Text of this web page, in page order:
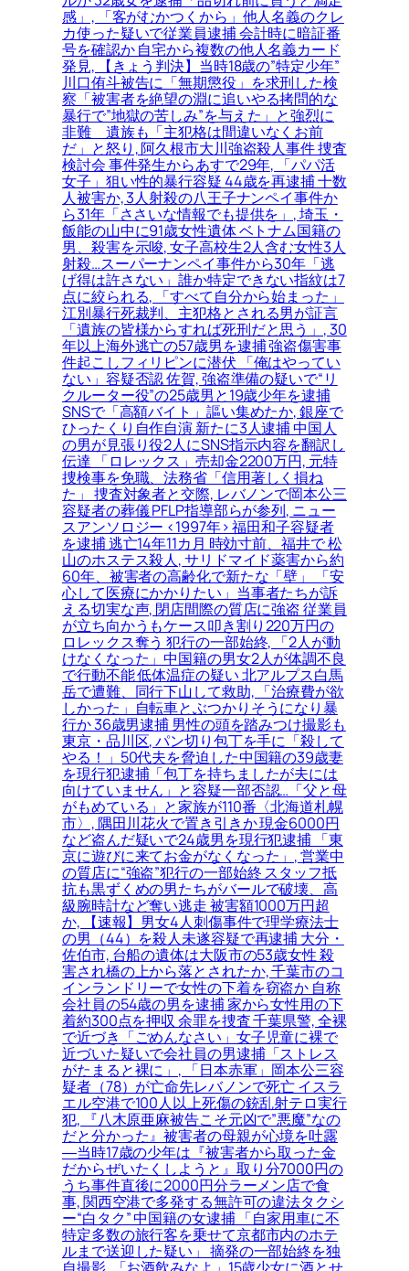
感」, 「客がむかつくから」他人名義のクレ
カ使った疑いで従業員逮捕 会計時に暗証番
号を確認か 自宅から複数の他人名義カード
発見, 【きょう判決】当時18歳の”特定少年”
川口侑斗被告に「無期懲役」を求刑した検
察「被害者を絶望の淵に追いやる拷問的な
暴行で”地獄の苦しみ”を与えた」と強烈に
非難＿遺族も「主犯格は間違いなくお前
だ」と怒り, 阿久根市大川強盗殺人事件 捜査
検討会 事件発生からあすで29年, 「パパ活
女子」狙い性的暴行容疑 44歳を再逮捕 十数
人被害か, 3人射殺の八王子ナンペイ事件か
ら31年「ささいな情報でも提供を」, 埼玉・
飯能の山中に91歳女性遺体 ベトナム国籍の
男、殺害を示唆, 女子高校生2人含む女性3人
射殺…スーパーナンペイ事件から30年「逃
げ得は許さない」誰か特定できない指紋は7
点に絞られる, 「すべて自分から始まった」
江別暴行死裁判、主犯格とされる男が証言
「遺族の皆様からすれば死刑だと思う」, 30
年以上海外逃亡の57歳男を逮捕 強盗傷害事
件起こしフィリピンに潜伏 「俺はやってい
ない」容疑否認 佐賀, 強盗準備の疑いで“リ
クルーター役”の25歳男と19歳少年を逮捕
SNSで「高額バイト」謳い集めたか, 銀座で
ひったくり自作自演 新たに3人逮捕 中国人
の男が見張り役2人にSNS指示内容を翻訳し
伝達 「ロレックス」売却金2200万円, 元特
捜検事を免職、法務省「信用著しく損ね
た」 捜査対象者と交際, レバノンで岡本公三
容疑者の葬儀 PFLP指導部らが参列, ニュー
スアンソロジー <1997年> 福田和子容疑者
を逮捕 逃亡14年11カ月 時効寸前、福井で 松
山のホステス殺人, サリドマイド薬害から約
60年、被害者の高齢化で新たな「壁」 「安
心して医療にかかりたい」当事者たちが訴
える切実な声, 閉店間際の質店に強盗 従業員
が立ち向かうもケース叩き割り220万円の
ロレックス奪う 犯行の一部始終, 「2人が動
けなくなった」中国籍の男女2人が体調不良
で行動不能 低体温症の疑い 北アルプス白馬
岳で遭難、同行下山して救助, 「治療費が欲
しかった」自転車とぶつかりそうになり暴
行か 36歳男逮捕 男性の頭を踏みつけ撮影も
東京・品川区, パン切り包丁を手に「殺して
やる！」50代夫を脅迫した中国籍の39歳妻
を現行犯逮捕「包丁を持ちましたが夫には
向けていません」と容疑一部否認…「父と母
がもめている」と家族が110番〈北海道札幌
市〉, 隅田川花火で置き引きか 現金6000円
など盗んだ疑いで24歳男を現行犯逮捕 「東
京に遊びに来てお金がなくなった」, 営業中
の質店に“強盗”犯行の一部始終 スタッフ抵
抗も黒ずくめの男たちがバールで破壊、高
級腕時計など奪い逃走 被害額1000万円超
か, 【速報】男女4人刺傷事件で理学療法士
の男（44）を殺人未遂容疑で再逮捕 大分・
佐伯市, 台船の遺体は大阪市の53歳女性 殺
害され橋の上から落とされたか, 千葉市のコ
インランドリーで女性の下着を窃盗か 自称
会社員の54歳の男を逮捕 家から女性用の下
着約300点を押収 余罪を捜査 千葉県警, 全裸
で近づき「ごめんなさい」女子児童に裸で
近づいた疑いで会社員の男逮捕「ストレス
がたまると裸に」, 「日本赤軍」岡本公三容
疑者（78）が亡命先レバノンで死亡 イスラ
エル空港で100人以上死傷の銃乱射テロ実行
犯, 『八木原亜麻被告こそ元凶で”悪魔”なの
だと分かった』被害者の母親が心境を吐露
―当時17歳の少年は『被害者から取った金
だからぜいたくしようと』取り分7000円の
うち事件直後に2000円分ラーメン店で食
事, 関西空港で多発する無許可の違法タクシ
ー“白タク” 中国籍の女逮捕 「自家用車に不
特定多数の旅行客を乗せて京都市内のホテ
ルまで送迎した疑い」 摘発の一部始終を独